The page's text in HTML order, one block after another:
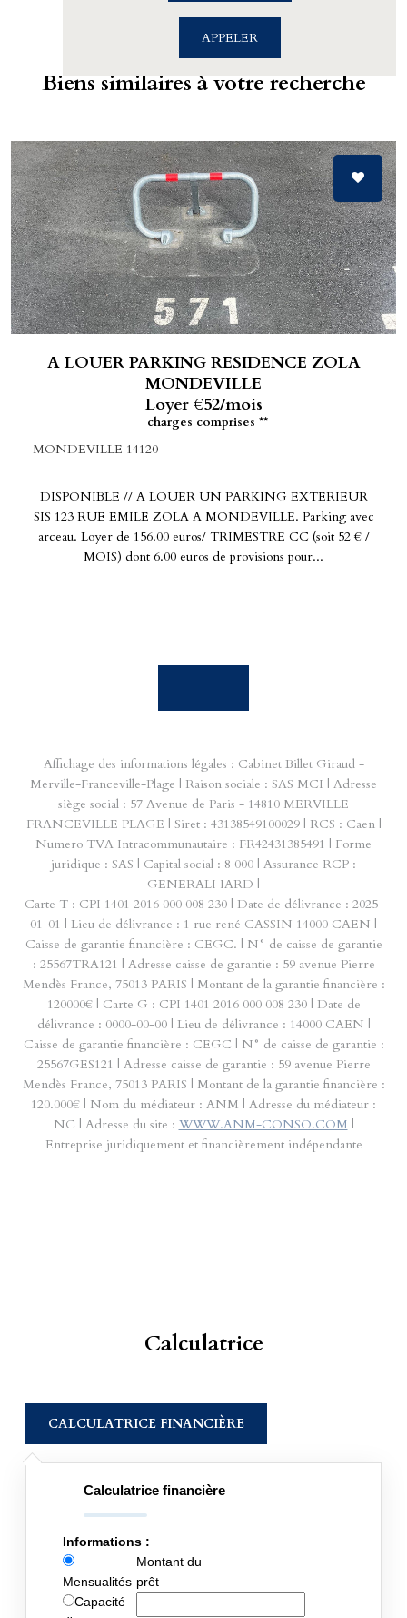
APPELER
Biens similaires à votre recherche
A LOUER PARKING RESIDENCE ZOLA
MONDEVILLE
Loyer €52/mois
charges comprises **
MONDEVILLE 14120
DISPONIBLE // A LOUER UN PARKING EXTERIEUR
SIS 123 RUE EMILE ZOLA A MONDEVILLE. Parking avec
arceau. Loyer de 156.00 euros/ TRIMESTRE CC (soit 52 € /
MOIS) dont 6.00 euros de provisions pour...
Affichage des informations légales : Cabinet Billet Giraud -
Merville-Franceville-Plage | Raison sociale : SAS MCI | Adresse
siège social : 57 Avenue de Paris - 14810 MERVILLE
FRANCEVILLE PLAGE | Siret : 43138549100029 | RCS : Caen |
Numero TVA Intracommunautaire : FR42431385491 | Forme
juridique : SAS | Capital social : 8 000 | Assurance RCP :
GENERALI IARD |
Carte T : CPI 1401 2016 000 008 230 | Date de délivrance : 2025-
01-01 | Lieu de délivrance : 1 rue rené CASSIN 14000 CAEN |
Caisse de garantie financière : CEGC. | N° de caisse de garantie
: 25567TRA121 | Adresse caisse de garantie : 59 avenue Pierre
Mendès France, 75013 PARIS | Montant de la garantie financière :
120000€ | Carte G : CPI 1401 2016 000 008 230 | Date de
délivrance : 0000-00-00 | Lieu de délivrance : 14000 CAEN |
Caisse de garantie financière : CEGC | N° de caisse de garantie :
25567GES121 | Adresse caisse de garantie : 59 avenue Pierre
Mendès France, 75013 PARIS | Montant de la garantie financière :
120.000€ | Nom du médiateur : ANM | Adresse du médiateur :
NC | Adresse du site : WWW.ANM-CONSO.COM |
Entreprise juridiquement et financièrement indépendante
Calculatrice
CALCULATRICE FINANCIÈRE